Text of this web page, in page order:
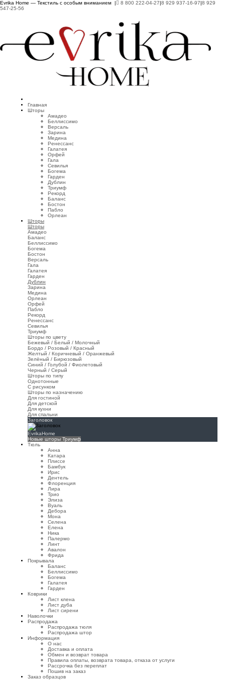
Evrika Home — Текстиль с особым вниманием | 8 800 222-04-27|8 929 937-16-97|8 929
547-25-56
Главная
Шторы
Амадео
Беллиссимо
Версаль
Зарина
Медина
Ренессанс
Галатея
Орфей
Гала
Севилья
Богема
Гарден
Дублин
Триумф
Рекорд
Баланс
Бостон
Пабло
Орлеан
Шторы
Шторы
Амадео
Баланс
Беллиссимо
Богема
Бостон
Версаль
Гала
Галатея
Гарден
Дублин
Зарина
Медина
Орлеан
Орфей
Пабло
Рекорд
Ренессанс
Севилья
Триумф
Шторы по цвету
Бежевый / Белый / Молочный
Бордо / Розовый / Красный
Желтый / Коричневый / Оранжевый
Зелёный / Бирюзовый
Синий / Голубой / Фиолетовый
Черный / Серый
Шторы по типу
Однотонные
С рисунком
Шторы по назначению
Для гостиной
Для детской
Для кухни
Для спальни
Заголовок
EvrikaHome
Новые шторы Триумф
Тюль
Анна
Катара
Плиссе
Бамбук
Ирис
Дентель
Флоренция
Лира
Трио
Элиза
Вуаль
Дебора
Мона
Селена
Елена
Ника
Палермо
Линт
Авалон
Фрида
Покрывала
Баланс
Беллиссимо
Богема
Галатея
Гарден
Коврики
Лист клена
Лист дуба
Лист сирени
Наволочки
Распродажа
Распродажа тюля
Распродажа штор
Информация
О нас
Доставка и оплата
Обмен и возврат товара
Правила оплаты, возврата товара, отказа от услуги
Рассрочка без переплат
Пошив на заказ
Заказ образцов